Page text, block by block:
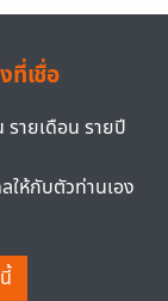
ที่เชื่อ
รายเดือน รายปี
ให้กับตัวท่านเอง